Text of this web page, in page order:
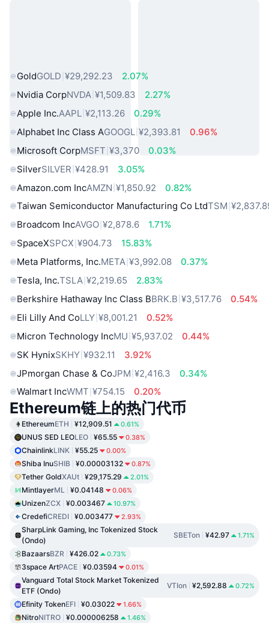
GoldGOLD ¥29,292.23
2.07%
Nvidia CorpNVDA ¥1,509.83
2.27%
Apple Inc.AAPL ¥2,113.26
0.29%
Alphabet Inc Class AGOOGL ¥2,393.81
0.96%
Microsoft CorpMSFT ¥3,370
0.03%
SilverSILVER ¥428.91
3.05%
Amazon.com IncAMZN ¥1,850.92
0.82%
Taiwan Semiconductor Manufacturing Co LtdTSM
Broadcom IncAVGO ¥2,878.6
1.71%
SpaceXSPCX ¥904.73
15.83%
Meta Platforms, Inc.META ¥3,992.08
0.37%
Tesla, Inc.TSLA ¥2,219.65
2.83%
Berkshire Hathaway Inc Class BBRK.B ¥3,517.76
0.54%
Eli Lilly And CoLLY ¥8,001.21
0.52%
Micron Technology IncMU ¥5,937.02
0.44%
SK HynixSKHY ¥932.11
3.92%
JPmorgan Chase & CoJPM ¥2,416.3
0.34%
Walmart IncWMT ¥754.15 0.20%
Ethereum链上的热门代币
EthereumETH ¥12,909.51 0.61%
UNUS SED LEOLEO ¥65.55 0.38%
ChainlinkLINK ¥55.25 0.00%
Shiba InuSHIB ¥0.00003132 0.87%
Tether GoldXAUt ¥29,175.29 2.01%
MintlayerML ¥0.04148 0.06%
UnizenZCX ¥0.003467 10.97%
CredefiCREDI ¥0.003477 2.93%
SharpLink Gaming, Inc Tokenized Stock
(Ondo)
SBETon ¥42.97 1.71%
BazaarsBZR ¥426.02 0.73%
3space ArtPACE ¥0.03594 0.01%
Vanguard Total Stock Market Tokenized
ETF (Ondo)
VTIon ¥2,592.88 0.72%
Efinity TokenEFI ¥0.03022 1.66%
NitroNITRO ¥0.000006258 1.46%